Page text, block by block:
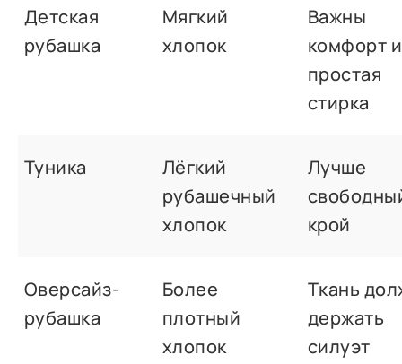
Детская
рубашка
Мягкий
хлопок
Важны
комфорт и
простая
стирка
Туника
Лёгкий
рубашечный
хлопок
Лучше
крой
Оверсайз-
рубашка
Более
плотный
хлопок
Ткань
держать
силуэт